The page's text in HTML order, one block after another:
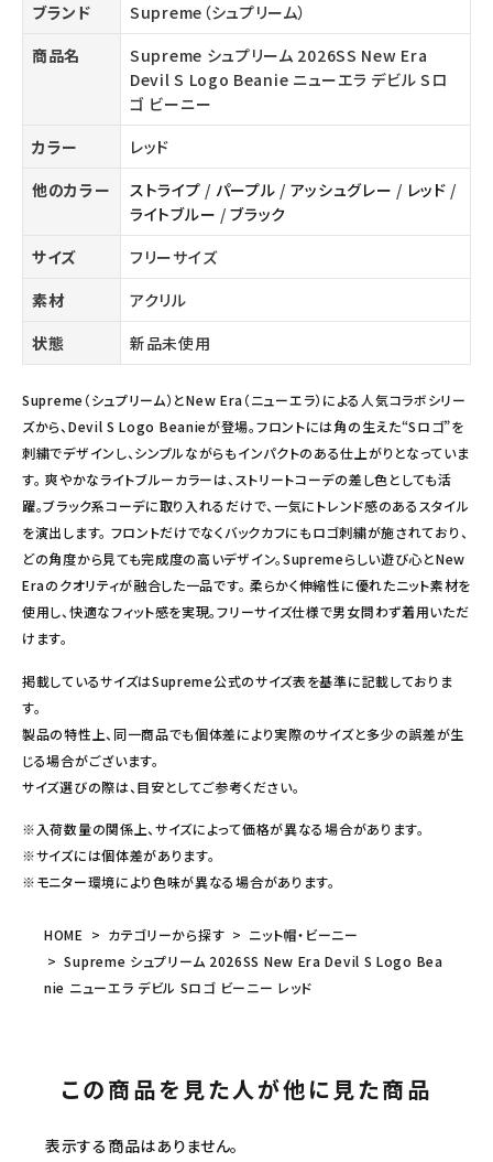
ブランド
Supreme（シュプリーム）
商品名
Supreme シュプリーム 2026SS New Era
Devil S Logo Beanie ニューエラ デビル Sロ
ゴ ビーニー
カラー
レッド
他のカラー
ストライプ / パープル / アッシュグレー / レッド /
ライトブルー /ブラック
サイズ
フリーサイズ
素材
アクリル
状態
新品未使用
Supreme（シュプリーム）とNew Era（ニューエラ）による人気コラボシリー
ズから、Devil S Logo Beanieが登場。フロントには角の生えた“Sロゴ”を
刺繍でデザインし、シンプルながらもインパクトのある仕上がりとなっていま
す。 爽やかなライトブルーカラーは、ストリートコーデの差し色としても活
躍。ブラック系コーデに取り入れるだけで、一気にトレンド感のあるスタイル
を演出します。 フロントだけでなくバックカフにもロゴ刺繍が施されており、
どの角度から見ても完成度の高いデザイン。Supremeらしい遊び心とNew
Eraのクオリティが融合した一品です。 柔らかく伸縮性に優れたニット素材を
使用し、快適なフィット感を実現。フリーサイズ仕様で男女問わず着用いただ
けます。
掲載しているサイズはSupreme公式のサイズ表を基準に記載しておりま
す。
製品の特性上、同一商品でも個体差により実際のサイズと多少の誤差が生
じる場合がございます。
サイズ選びの際は、目安としてご参考ください。
※入荷数量の関係上、サイズによって価格が異なる場合があります。
※サイズには個体差があります。
※モニター環境により色味が異なる場合があります。
HOME カテゴリーから探す
ニット帽・ビーニー
Supreme シュプリーム 2026SS New Era Devil S Logo Bea
nie ニューエラ デビル Sロゴ ビーニー レッド
この商品を見た人が他に見た商品
表示する商品はありません。